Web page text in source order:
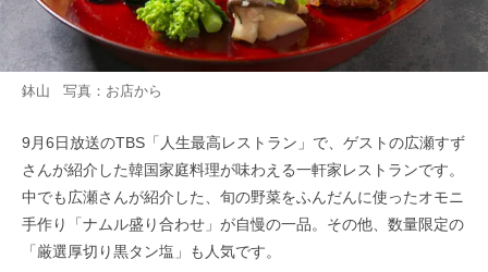
鉢山 写真：お店から
9月6日放送のTBS「人生最高レストラン」で、ゲストの広瀬すず
さんが紹介した韓国家庭料理が味わえる一軒家レストランです。
中でも広瀬さんが紹介した、旬の野菜をふんだんに使ったオモニ
手作り「ナムル盛り合わせ」が自慢の一品。その他、数量限定の
「厳選厚切り黒タン塩」も人気です。